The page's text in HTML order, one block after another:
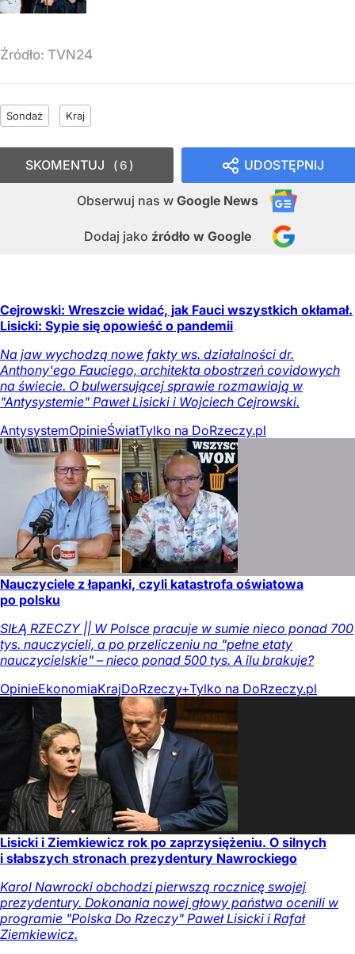
Źródło: TVN24
Sondaż Kraj
UDOSTĘPNIJ
Obserwuj nas w Google News
Dodaj jako źródło w Google
SKOMENTUJ 6
Cejrowski: Wreszcie widać, jak Fauci wszystkich okłamał.
Lisicki: Sypie się opowieść o pandemii
Na jaw wychodzą nowe fakty ws. działalności dr.
Anthony'ego Fauciego, architekta obostrzeń covidowych
na świecie. O bulwersującej sprawie rozmawiają w
"Antysystemie" Paweł Lisicki i Wojciech Cejrowski.
AntysystemOpinieŚwiatTylko na DoRzeczy.pl
Nauczyciele z łapanki, czyli katastrofa oświatowa
po polsku
SIŁĄ RZECZY || W Polsce pracuje w sumie nieco ponad 700
tys. nauczycieli, a po przeliczeniu na "pełne etaty
nauczycielskie" – nieco ponad 500 tys. A ilu brakuje?
OpinieEkonomiaKrajDoRzeczy+Tylko na DoRzeczy.pl
Lisicki i Ziemkiewicz rok po zaprzysiężeniu. O silnych
i słabszych stronach prezydentury Nawrockiego
Karol Nawrocki obchodzi pierwszą rocznicę swojej
prezydentury. Dokonania nowej głowy państwa ocenili w
programie "Polska Do Rzeczy" Paweł Lisicki i Rafał
Ziemkiewicz.